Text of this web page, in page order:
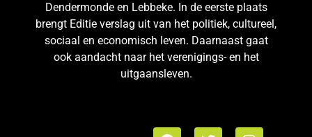
Dendermonde en Lebbeke. In de eerste plaats
brengt Editie verslag uit van het politiek, cultureel,
sociaal en economisch leven. Daarnaast gaat
ook aandacht naar het verenigings- en het
uitgaansleven.